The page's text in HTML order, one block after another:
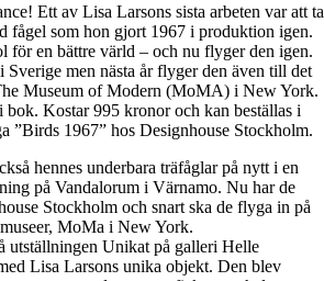
Ett av Lisa Larsons sista arbeten var att ta
fågel som hon gjort 1967 i produktion igen.
för en bättre värld – och nu flyger den igen.
Sverige men nästa år flyger den även till det
Museum of Modern (MoMA) i New York.
Kostar 995 kronor och kan beställas i
”Birds 1967” hos Designhouse Stockholm.
hennes underbara träfåglar på nytt i en
på Vandalorum i Värnamo. Nu har de
Stockholm och snart ska de flyga in på
MoMa i New York.
utställningen Unikat på galleri Helle
Lisa Larsons unika objekt. Den blev